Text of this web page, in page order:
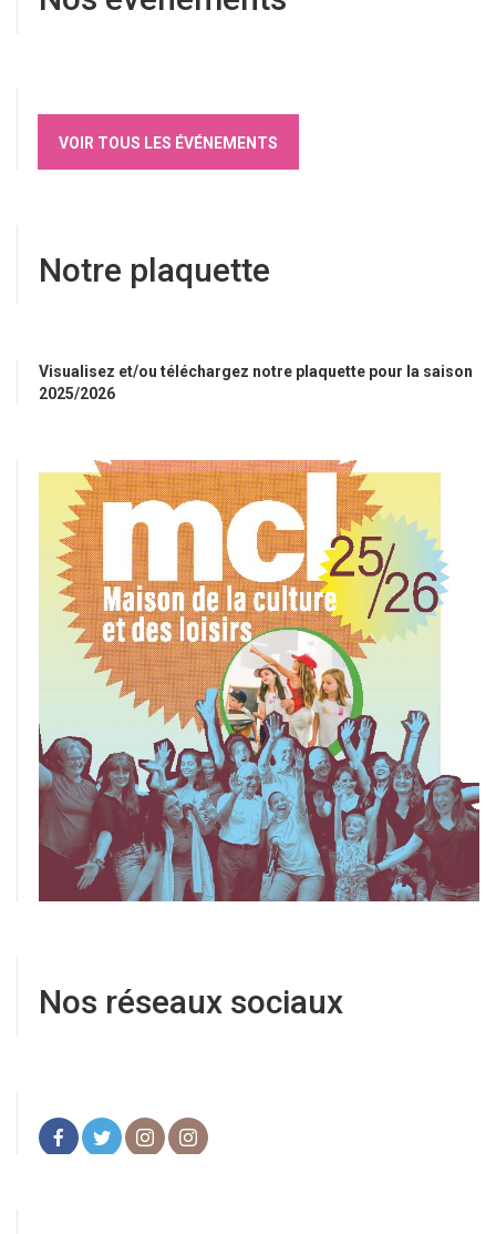
VOIR TOUS LES ÉVÉNEMENTS
Notre plaquette
Visualisez et/ou téléchargez notre plaquette pour la saison
2025/2026
Nos réseaux sociaux